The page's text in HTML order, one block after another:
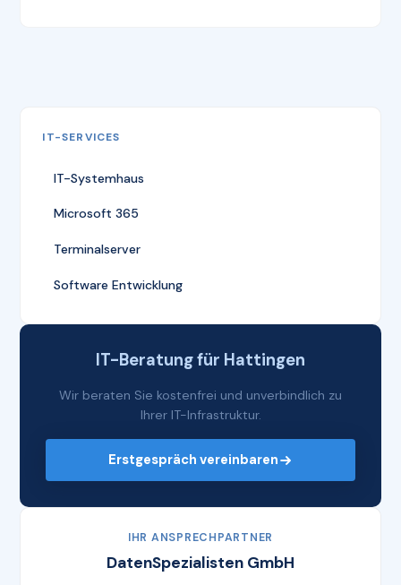
IT-SERVICES
IT-Systemhaus
Microsoft 365
Terminalserver
Software Entwicklung
IT-Beratung für Hattingen
Wir beraten Sie kostenfrei und unverbindlich zu
Ihrer IT-Infrastruktur.
Erstgespräch vereinbaren
IHR ANSPRECHPARTNER
DatenSpezialisten GmbH